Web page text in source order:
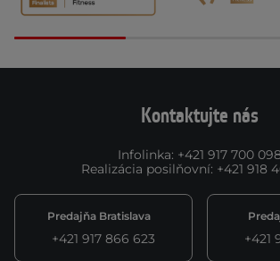
Kontaktujte nás
Infolinka: +421 917 700
Realizácia posilňovní: +421 918
Predajňa Bratislava
+421 917 866 623 +421